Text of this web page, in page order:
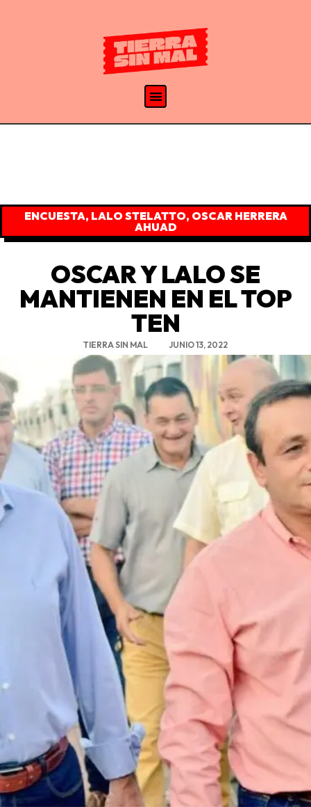
ENCUESTA, LALO STELATTO, OSCAR HERRERA
AHUAD
OSCAR Y LALO SE
MANTIENEN EN EL TOP
TEN
TIERRA SIN MAL JUNIO 13, 2022